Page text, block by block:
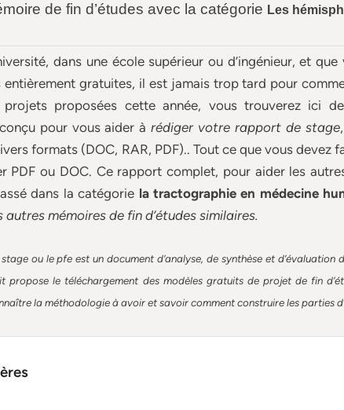
de fin d’études avec la catégorie Les
dans une école supérieur ou d’ingénieur, et
entièrement gratuites, il est jamais trop tard pour
proposées cette année, vous trouverez ici
pour vous aider àrédiger votre rapport de stage
formats (DOC, RAR, PDF).. Tout ce que vous devez
PDF ou DOC. Ce rapport complet, pour aider les
dans la catégorie la tractographie en médecine
autres mémoires de fin d’études similaires.
ou le pfe est un document d’analyse, de synthèse et d’évaluation
propose le téléchargement des modèles gratuits de projet de fin
la méthodologie à avoir et savoir comment construire les parties